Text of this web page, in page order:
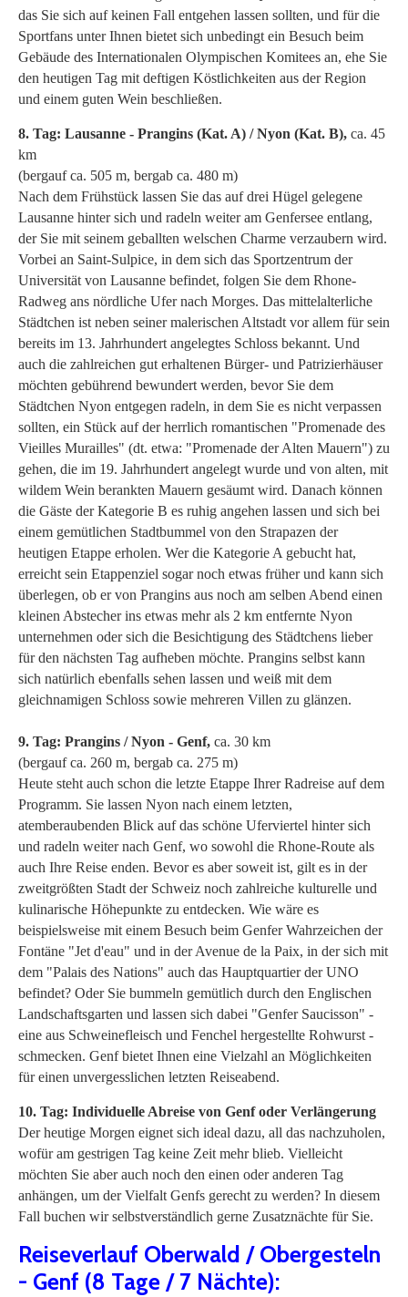
das Sie sich auf keinen Fall entgehen lassen sollten, und für die
Sportfans unter Ihnen bietet sich unbedingt ein Besuch beim
Gebäude des Internationalen Olympischen Komitees an, ehe Sie
den heutigen Tag mit deftigen Köstlichkeiten aus der Region
und einem guten Wein beschließen.
8. Tag: Lausanne - Prangins (Kat. A) / Nyon (Kat. B), ca. 45
km
(bergauf ca. 505 m, bergab ca. 480 m)
Nach dem Frühstück lassen Sie das auf drei Hügel gelegene
Lausanne hinter sich und radeln weiter am Genfersee entlang,
der Sie mit seinem geballten welschen Charme verzaubern wird.
Vorbei an Saint-Sulpice, in dem sich das Sportzentrum der
Universität von Lausanne befindet, folgen Sie dem Rhone-
Radweg ans nördliche Ufer nach Morges. Das mittelalterliche
Städtchen ist neben seiner malerischen Altstadt vor allem für sein
bereits im 13. Jahrhundert angelegtes Schloss bekannt. Und
auch die zahlreichen gut erhaltenen Bürger- und Patrizierhäuser
möchten gebührend bewundert werden, bevor Sie dem
Städtchen Nyon entgegen radeln, in dem Sie es nicht verpassen
sollten, ein Stück auf der herrlich romantischen "Promenade des
Vieilles Murailles" (dt. etwa: "Promenade der Alten Mauern") zu
gehen, die im 19. Jahrhundert angelegt wurde und von alten, mit
wildem Wein berankten Mauern gesäumt wird. Danach können
die Gäste der Kategorie B es ruhig angehen lassen und sich bei
einem gemütlichen Stadtbummel von den Strapazen der
heutigen Etappe erholen. Wer die Kategorie A gebucht hat,
erreicht sein Etappenziel sogar noch etwas früher und kann sich
überlegen, ob er von Prangins aus noch am selben Abend einen
kleinen Abstecher ins etwas mehr als 2 km entfernte Nyon
unternehmen oder sich die Besichtigung des Städtchens lieber
für den nächsten Tag aufheben möchte. Prangins selbst kann
sich natürlich ebenfalls sehen lassen und weiß mit dem
gleichnamigen Schloss sowie mehreren Villen zu glänzen.
9. Tag: Prangins / Nyon - Genf, ca. 30 km
(bergauf ca. 260 m, bergab ca. 275 m)
Heute steht auch schon die letzte Etappe Ihrer Radreise auf dem
Programm. Sie lassen Nyon nach einem letzten,
atemberaubenden Blick auf das schöne Uferviertel hinter sich
und radeln weiter nach Genf, wo sowohl die Rhone-Route als
auch Ihre Reise enden. Bevor es aber soweit ist, gilt es in der
zweitgrößten Stadt der Schweiz noch zahlreiche kulturelle und
kulinarische Höhepunkte zu entdecken. Wie wäre es
beispielsweise mit einem Besuch beim Genfer Wahrzeichen der
Fontäne "Jet d'eau" und in der Avenue de la Paix, in der sich mit
dem "Palais des Nations" auch das Hauptquartier der UNO
befindet? Oder Sie bummeln gemütlich durch den Englischen
Landschaftsgarten und lassen sich dabei "Genfer Saucisson" -
eine aus Schweinefleisch und Fenchel hergestellte Rohwurst -
schmecken. Genf bietet Ihnen eine Vielzahl an Möglichkeiten
für einen unvergesslichen letzten Reiseabend.
10. Tag: Individuelle Abreise von Genf oder Verlängerung
Der heutige Morgen eignet sich ideal dazu, all das nachzuholen,
wofür am gestrigen Tag keine Zeit mehr blieb. Vielleicht
möchten Sie aber auch noch den einen oder anderen Tag
anhängen, um der Vielfalt Genfs gerecht zu werden? In diesem
Fall buchen wir selbstverständlich gerne Zusatznächte für Sie.
Reiseverlauf Oberwald / Obergesteln
- Genf (8 Tage / 7 Nächte):